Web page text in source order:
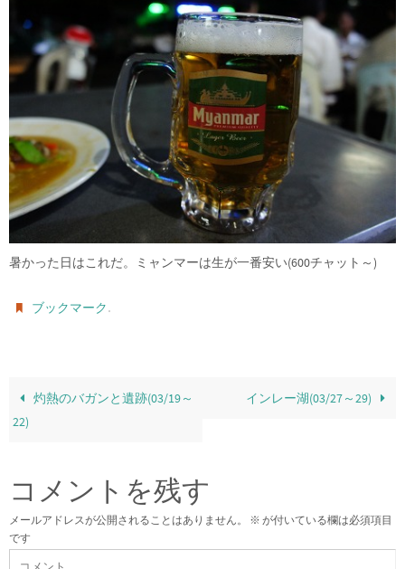
暑かった日はこれだ。ミャンマーは生が一番安い(600チャット～)
ブックマーク.
灼熱のバガンと遺跡(03/19～
22)
インレー湖(03/27～29)
コメントを残す
メールアドレスが公開されることはありません。 ※ が付いている欄は必須項目
です